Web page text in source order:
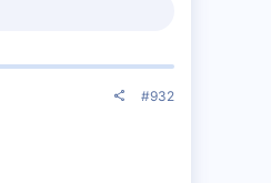
#932